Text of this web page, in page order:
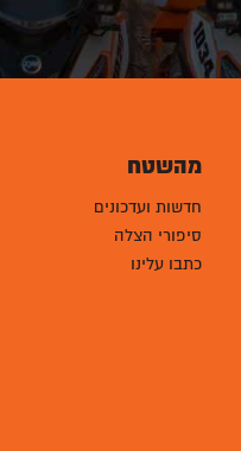
מהשטח
חדשות ועדכונים
סיפורי הצלה
כתבו עלינו